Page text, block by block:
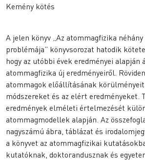
Kemény kötés
A jelen könyv „Az atommagfizika
problémája” könyvsorozat hatodik
hogy az utóbbi évek eredményei alapján
atommagfizika új eredményeiről.
atommagok előállításának
módszereket és az elért eredményeket.
eredmények elméleti értelmezését
atommagmodellek alapján. Az
nagyszámú ábra, táblázat és
a könyvet az atommagfizikai
kutatóknak, doktorandusznak és